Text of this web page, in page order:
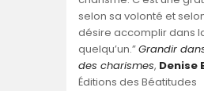
selon sa volonté et
désire accomplir dans
quelqu’un.”Grandir
des charismes, Denise
Éditions des Béatitudes